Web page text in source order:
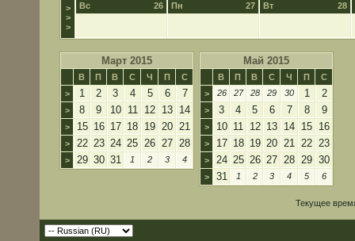
>
>
>
26
Вс 27
Пн 28
Вт
Март 2015
В П В С Ч П
С
>
1 2 3 4 5 6 7
> 8 9 10 11 12 13 14
> 15 16 17 18 19 20 21
> 22 23 24 25 26 27 28
> 29 30 31 1 2 3 4
Май 2015
В П В С Ч П
С
>
26 27 28 29 30 1 2
> 3 4 5 6 7 8 9
> 10 11 12 13 14 15 16
> 17 18 19 20 21 22 23
> 24 25 26 27 28 29 30
> 31 1 2 3 4 5 6
Текущее